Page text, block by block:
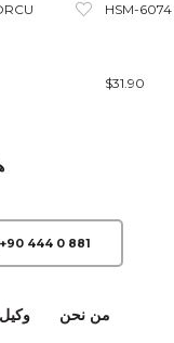
HSM-6074
$31.90
+90 444 0 881
من نحن